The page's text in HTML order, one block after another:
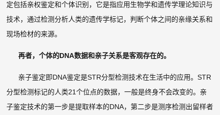
定包括亲权鉴定和个体识别，它是指应用生物学和遗传学理论知识与
技术，通过检测分析人类的遗传学标记，判断个体之间的亲缘关系和
现场检材的来源。
再者，个体的DNA数据和亲子关系是客观存在的。
亲子鉴定即DNA鉴定是STR分型检测技术在生活中的应用。STR
分型检测标记的人类21个位点的数据，一般是终身不会改变的。亲
子鉴定技术的第一步是提取样本的DNA，第二步是测序检测出留样者